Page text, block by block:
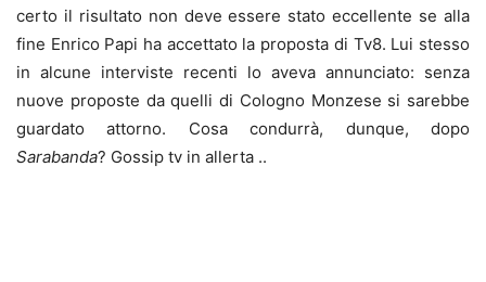
certo il risultato non deve essere stato eccellente se alla
fine Enrico Papi ha accettato la proposta di Tv8. Lui stesso
in alcune interviste recenti lo aveva annunciato: senza
nuove proposte da quelli di Cologno Monzese si sarebbe
guardato attorno. Cosa condurrà, dunque, dopo
Sarabanda? Gossip tv in allerta ..